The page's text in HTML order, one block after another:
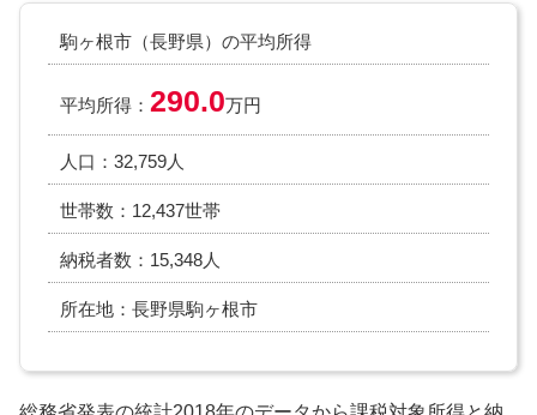
駒ヶ根市（長野県）の平均所得
平均所得： 290.0万円
人口：32,759人
世帯数：12,437世帯
納税者数：15,348人
所在地：長野県駒ヶ根市